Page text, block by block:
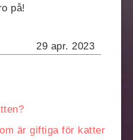
på!
29 apr. 2023
är giftiga för katter